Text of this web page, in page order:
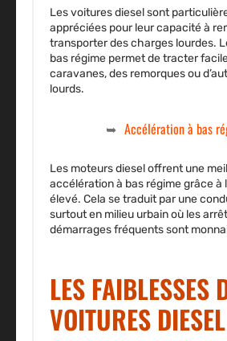
Les voitures diesel sont
appréciées pour leur capacité à
transporter des charges lourdes.
bas régime permet de tracter
caravanes, des remorques ou
lourds.
Accélération à bas
Les moteurs diesel offrent une
accélération à bas régimegrâce à
élevé. Cela se traduit par une
surtout en milieu urbain où les
démarrages fréquents sont
LES FAIBLESSES
VOITURES DIESEL